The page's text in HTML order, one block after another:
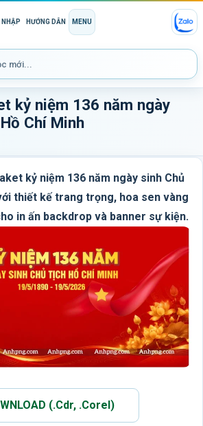
HƯỚNG DẪN MENU
kỷ niệm 136 năm ngày
Chí Minh
kỷ niệm 136 năm ngày sinh Chủ
thiết kế trang trọng, hoa sen vàng
in ấn backdrop và banner sự kiện.
(.Cdr, .Corel)